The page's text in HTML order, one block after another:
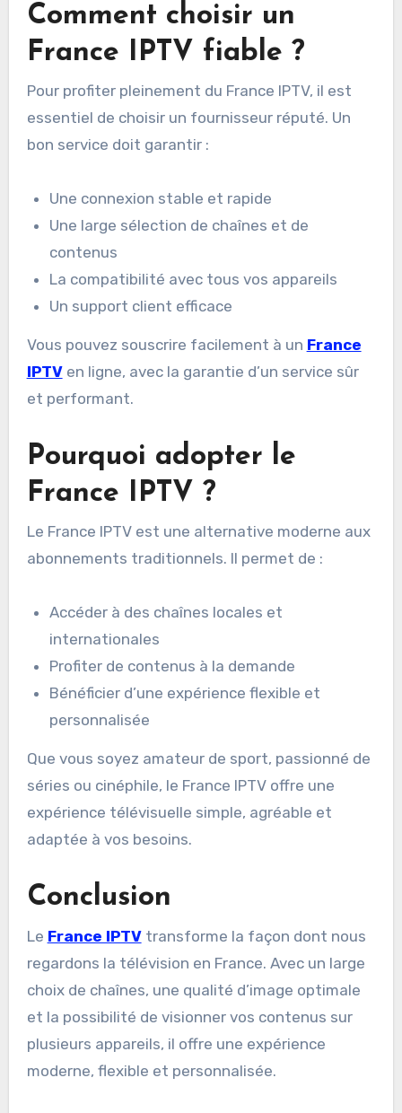
Comment choisir un
France IPTV fiable ?
Pour profiter pleinement du France IPTV, il est
essentiel de choisir un fournisseur réputé. Un
bon service doit garantir :
Une connexion stable et rapide
Une large sélection de chaînes et de
contenus
La compatibilité avec tous vos appareils
Un support client efficace
Vous pouvez souscrire facilement à un France
IPTVen ligne, avec la garantie d’un service sûr
et performant.
Pourquoi adopter le
France IPTV ?
Le France IPTV est une alternative moderne aux
abonnements traditionnels. Il permet de :
Accéder à des chaînes locales et
internationales
Profiter de contenus à la demande
Bénéficier d’une expérience flexible et
personnalisée
Que vous soyez amateur de sport, passionné de
séries ou cinéphile, le France IPTV offre une
expérience télévisuelle simple, agréable et
adaptée à vos besoins.
Conclusion
Le France IPTVtransforme la façon dont nous
regardons la télévision en France. Avec un large
choix de chaînes, une qualité d’image optimale
et la possibilité de visionner vos contenus sur
plusieurs appareils, il offre une expérience
moderne, flexible et personnalisée.